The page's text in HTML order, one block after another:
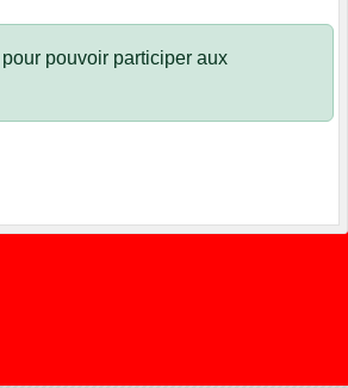
pour pouvoir participer aux